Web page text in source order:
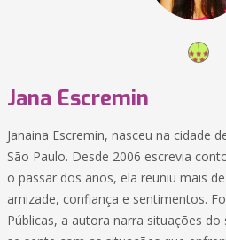
Jana Escremin
Janaina Escremin, nasceu na cidade
São Paulo. Desde 2006 escrevia
o passar dos anos, ela reuniu mais
amizade, confiança e sentimentos.
Públicas, a autora narra situações